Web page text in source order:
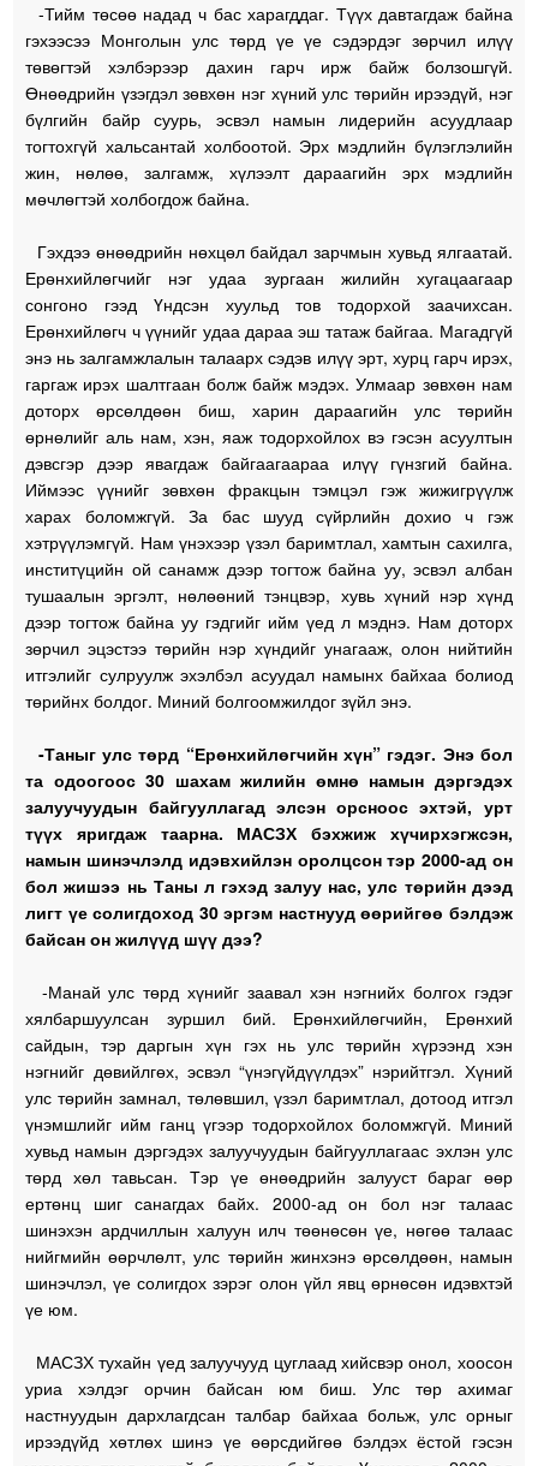
-Тийм төсөө надад ч бас харагддаг. Түүх давтагдаж байна
гэхээсээ Монголын улс төрд үе үе сэдэрдэг зөрчил илүү
төвөгтэй хэлбэрээр дахин гарч ирж байж болзошгүй.
Өнөөдрийн үзэгдэл зөвхөн нэг хүний улс төрийн ирээдүй, нэг
бүлгийн байр суурь, эсвэл намын лидерийн асуудлаар
тогтохгүй хальсантай холбоотой. Эрх мэдлийн бүлэглэлийн
жин, нөлөө, залгамж, хүлээлт дараагийн эрх мэдлийн
мөчлөгтэй холбогдож байна.
Гэхдээ өнөөдрийн нөхцөл байдал зарчмын хувьд ялгаатай.
Ерөнхийлөгчийг нэг удаа зургаан жилийн хугацаагаар
сонгоно гээд Үндсэн хуульд тов тодорхой заачихсан.
Ерөнхийлөгч ч үүнийг удаа дараа эш татаж байгаа. Магадгүй
энэ нь залгамжлалын талаарх сэдэв илүү эрт, хурц гарч ирэх,
гаргаж ирэх шалтгаан болж байж мэдэх. Улмаар зөвхөн нам
доторх өрсөлдөөн биш, харин дараагийн улс төрийн
өрнөлийг аль нам, хэн, яаж тодорхойлох вэ гэсэн асуултын
дэвсгэр дээр явагдаж байгаагаараа илүү гүнзгий байна.
Иймээс үүнийг зөвхөн фракцын тэмцэл гэж жижигрүүлж
харах боломжгүй. За бас шууд сүйрлийн дохио ч гэж
хэтрүүлэмгүй. Нам үнэхээр үзэл баримтлал, хамтын сахилга,
инститүцийн ой санамж дээр тогтож байна уу, эсвэл албан
тушаалын эргэлт, нөлөөний тэнцвэр, хувь хүний нэр хүнд
дээр тогтож байна уу гэдгийг ийм үед л мэднэ. Нам доторх
зөрчил эцэстээ төрийн нэр хүндийг унагааж, олон нийтийн
итгэлийг сулруулж эхэлбэл асуудал намынх байхаа болиод
төрийнх болдог. Миний болгоомжилдог зүйл энэ.
-Таныг улс төрд “Ерөнхийлөгчийн хүн” гэдэг. Энэ бол
та одоогоос 30 шахам жилийн өмнө намын дэргэдэх
залуучуудын байгууллагад элсэн орсноос эхтэй, урт
түүх яригдаж таарна. МАСЗХ бэхжиж хүчирхэгжсэн,
намын шинэчлэлд идэвхийлэн оролцсон тэр 2000-ад он
бол жишээ нь Таны л гэхэд залуу нас, улс төрийн дээд
лигт үе солигдоход 30 эргэм настнууд өөрийгөө бэлдэж
байсан он жилүүд шүү дээ?
-Манай улс төрд хүнийг заавал хэн нэгнийх болгох гэдэг
хялбаршуулсан зуршил бий. Ерөнхийлөгчийн, Ерөнхий
сайдын, тэр даргын хүн гэх нь улс төрийн хүрээнд хэн
нэгнийг дөвийлгөх, эсвэл “үнэгүйдүүлдэх” нэрийтгэл. Хүний
улс төрийн замнал, төлөвшил, үзэл баримтлал, дотоод итгэл
үнэмшлийг ийм ганц үгээр тодорхойлох боломжгүй. Миний
хувьд намын дэргэдэх залуучуудын байгууллагаас эхлэн улс
төрд хөл тавьсан. Тэр үе өнөөдрийн залууст бараг өөр
ертөнц шиг санагдах байх. 2000-ад он бол нэг талаас
шинэхэн ардчиллын халуун илч төөнөсөн үе, нөгөө талаас
нийгмийн өөрчлөлт, улс төрийн жинхэнэ өрсөлдөөн, намын
шинэчлэл, үе солигдох зэрэг олон үйл явц өрнөсөн идэвхтэй
үе юм.
МАСЗХ тухайн үед залуучууд цуглаад хийсвэр онол, хоосон
уриа хэлдэг орчин байсан юм биш. Улс төр ахимаг
настнуудын дархлагдсан талбар байхаа больж, улс орныг
ирээдүйд хөтлөх шинэ үе өөрсдийгөө бэлдэх ёстой гэсэн